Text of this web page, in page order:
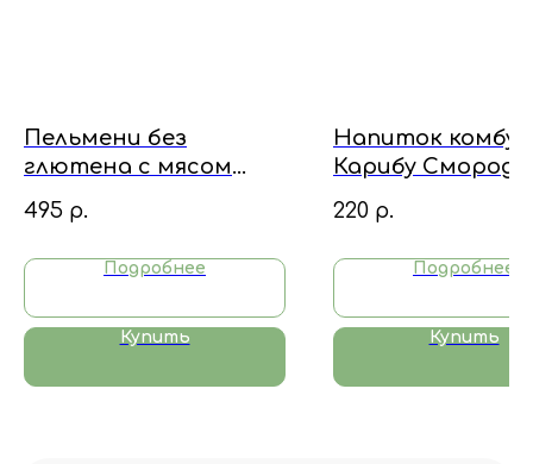
Пельмени без
глютена с мясом
495 р.
Подробнее
Купить
Напиток
Карибу
220 р.
Подробнее
Купить